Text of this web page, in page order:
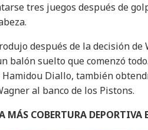
tres juegos después de
después de la decisión
balón suelto que comenzó
Diallo, también
al banco de los Pistons.
MÁS COBERTURA DEPORTIVA